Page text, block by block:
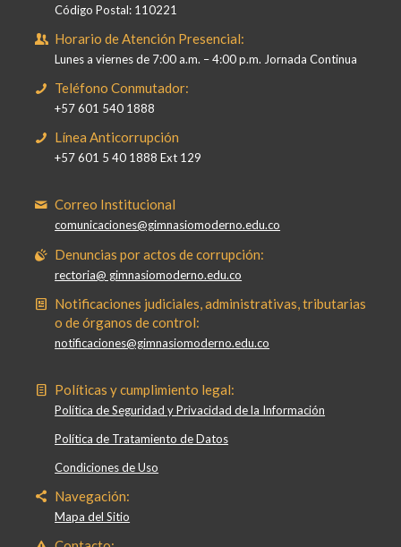
Código Postal: 110221
Horario de Atención Presencial:
Lunes a viernes de 7:00 a.m. – 4:00 p.m. Jornada Continua
Teléfono Conmutador:
+57 601 540 1888
Línea Anticorrupción
+57 601 5 40 1888 Ext 129
Correo Institucional
comunicaciones@gimnasiomoderno.edu.co
Denuncias por actos de corrupción:
rectoria@ gimnasiomoderno.edu.co
Notificaciones judiciales, administrativas, tributarias
o de órganos de control:
notificaciones@gimnasiomoderno.edu.co
Políticas y cumplimiento legal:
Política de Seguridad y Privacidad de la Información
Política de Tratamiento de Datos
Condiciones de Uso
Navegación:
Mapa del Sitio